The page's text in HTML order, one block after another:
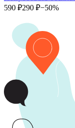
590 ₽290 ₽−50%